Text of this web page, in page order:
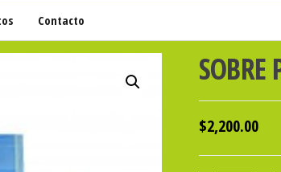
Contacto
SOBRE
$2,200.00